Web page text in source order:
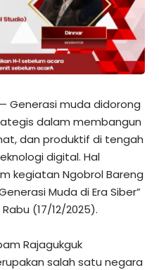
Generasi muda didorong
dalam membangun
dan produktif di tengah
digital. Hal
kegiatan Ngobrol Bareng
Muda di Era Siber”
(17/12/2025).
Rajagukguk
salah satu negara